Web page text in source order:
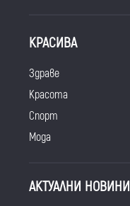
КРАСИВА
Здраве
Красота
Спорт
Мода
АКТУАЛНИ НОВИНИ